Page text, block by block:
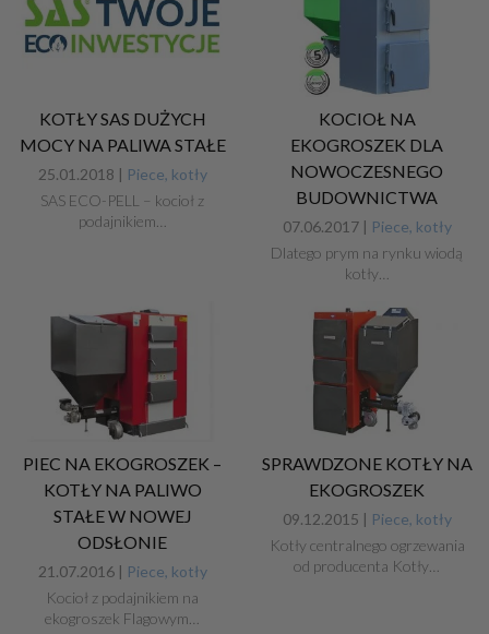
KOTŁY SAS DUŻYCH
MOCY NA PALIWA STAŁE
25.01.2018 | Piece, kotły
SAS ECO-PELL – kocioł z
podajnikiem…
KOCIOŁ NA
EKOGROSZEK DLA
NOWOCZESNEGO
BUDOWNICTWA
07.06.2017 | Piece, kotły
Dlatego prym na rynku wiodą
kotły…
PIEC NA EKOGROSZEK –
KOTŁY NA PALIWO
STAŁE W NOWEJ
ODSŁONIE
21.07.2016 | Piece, kotły
Kocioł z podajnikiem na
ekogroszek Flagowym…
SPRAWDZONE KOTŁY NA
EKOGROSZEK
09.12.2015 | Piece, kotły
Kotły centralnego ogrzewania
od producenta Kotły…